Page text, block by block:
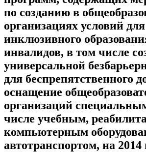
по созданию в
организациях условий для
инклюзивного
инвалидов, в том числе
универсальной
для беспрепятственного
оснащение
организаций
числе учебным,
компьютерным
автотранспортом, на 2014